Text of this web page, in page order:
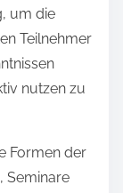
um die
Teilnehmer
nutzen zu
Formen der
Seminare